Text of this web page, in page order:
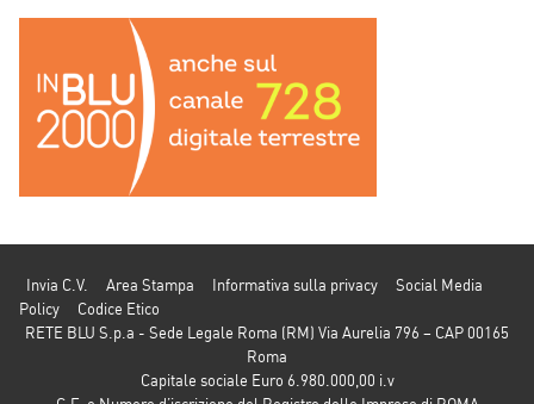
Invia C.V. Area Stampa Informativa sulla privacy
Social Media
Policy
Codice Etico
RETE BLU S.p.a - Sede Legale Roma (RM) Via Aurelia 796 – CAP 00165
Roma
Capitale sociale Euro 6.980.000,00 i.v